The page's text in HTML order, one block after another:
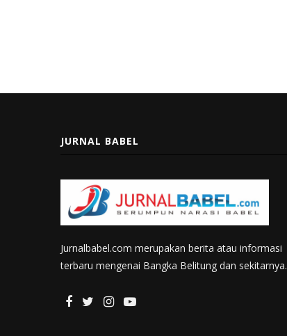
JURNAL BABEL
Jurnalbabel.com merupakan berita atau informasi
terbaru mengenai Bangka Belitung dan sekitarnya.